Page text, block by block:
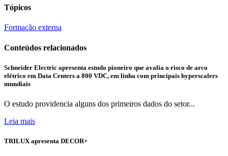
Tópicos
Formação externa
Conteúdos relacionados
Schneider Electric apresenta estudo pioneiro que avalia o risco de arco
elétrico em Data Centers a 800 VDC, em linha com principais hyperscalers
mundiais
O estudo providencia alguns dos primeiros dados do setor...
Leia mais
TRILUX apresenta DECOR+